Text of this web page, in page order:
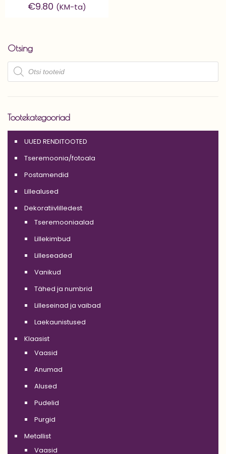
€9.80 (KM-ta)
Otsing
Products
search
Tootekategooriad
UUED RENDITOOTED
Tseremoonia/fotoala
Postamendid
Lillealused
Dekoratiivlilledest
Tseremooniaalad
Lillekimbud
Lilleseaded
Vanikud
Tähed ja numbrid
Lilleseinad ja vaibad
Laekaunistused
Klaasist
Vaasid
Anumad
Alused
Pudelid
Purgid
Metallist
Vaasid